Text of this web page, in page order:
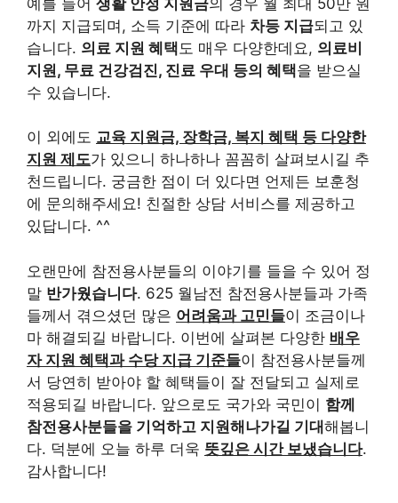
까지 지급되며, 소득 기준에 따라 차등 지급되고 있
습니다. 의료 지원 혜택 도 매우 다양한데요, 의료비
지원, 무료 건강검진, 진료 우대 등의 혜택을 받으실
수 있습니다.
이 외에도 교육 지원금, 장학금, 복지 혜택 등 다양한
지원 제도가 있으니 하나하나 꼼꼼히 살펴보시길 추
천드립니다. 궁금한 점이 더 있다면 언제든 보훈청
에 문의해주세요! 친절한 상담 서비스를 제공하고
있답니다. ^^
오랜만에 참전용사분들의 이야기를 들을 수 있어 정
말 반가웠습니다. 625 월남전 참전용사분들과 가족
들께서 겪으셨던 많은 어려움과 고민들이 조금이나
마 해결되길 바랍니다. 이번에 살펴본 다양한 배우
자 지원 혜택과 수당 지급 기준들이 참전용사분들께
서 당연히 받아야 할 혜택들이 잘 전달되고 실제로
적용되길 바랍니다. 앞으로도 국가와 국민이 함께
참전용사분들을 기억하고 지원해나가길 기대해봅니
다. 덕분에 오늘 하루 더욱 뜻깊은 시간 보냈습니다.
감사합니다!